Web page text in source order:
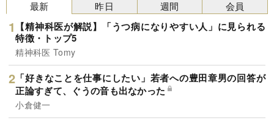
最新
【精神科医が解説】「うつ病になりやすい人」に見られる
特徴・トップ5
精神科医 Tomy
「好きなことを仕事にしたい」若者への豊田章男の回答が
正論すぎて、ぐうの音も出なかった
小倉健一
昨日 週間 会員